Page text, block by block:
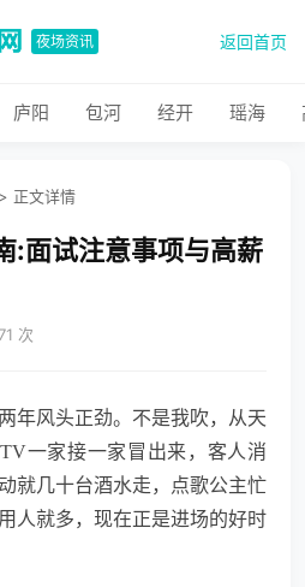
夜场资讯 返回首页
庐阳 包河 经开 瑶海
> 正文详情
:面试注意事项与高薪
次
年风头正劲。不是我吹，从天
一家接一家冒出来，客人消
就几十台酒水走，点歌公主忙
人就多，现在正是进场的好时